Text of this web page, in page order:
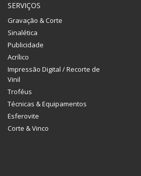
SERVIÇOS
Gravação & Corte
Sinalética
Publicidade
Acrílico
Impressão Digital / Recorte de
Vinil
Troféus
Técnicas & Equipamentos
Esferovite
Corte & Vinco